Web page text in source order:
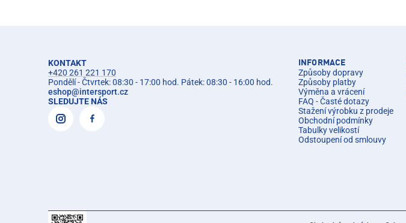
KONTAKT
+420 261 221 170
Pondělí - Čtvrtek: 08:30 - 17:00 hod. Pátek: 08:30 - 16:00 hod.
eshop@intersport.cz
SLEDUJTE NÁS
INFORMACE
Způsoby dopravy
Způsoby platby
Výměna a vrácení
FAQ - Časté dotazy
Stažení výrobku z prodeje
Obchodní podmínky
Tabulky velikostí
Odstoupení od smlouvy